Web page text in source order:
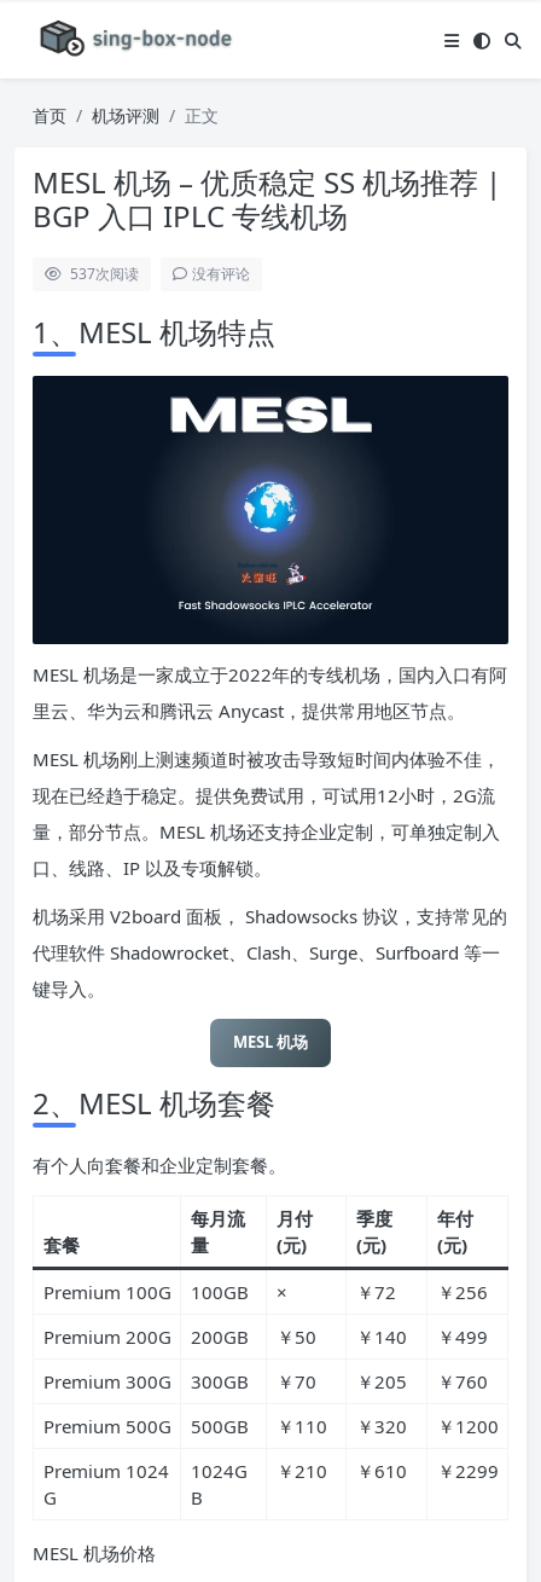
首页 机场评测 正文
MESL 机场 – 优质稳定 SS 机场推荐 |
BGP 入口 IPLC 专线机场
537次阅读 没有评论
1、MESL 机场特点
MESL 机场是一家成立于2022年的专线机场，国内入口有阿
里云、华为云和腾讯云 Anycast，提供常用地区节点。
MESL 机场刚上测速频道时被攻击导致短时间内体验不佳，
现在已经趋于稳定。提供免费试用，可试用12小时，2G流
量，部分节点。MESL 机场还支持企业定制，可单独定制入
口、线路、IP 以及专项解锁。
机场采用 V2board 面板， Shadowsocks 协议，支持常见的
代理软件 Shadowrocket、Clash、Surge、Surfboard 等一
键导入。
MESL 机场
2、MESL 机场套餐
有个人向套餐和企业定制套餐。
套餐
每月流
量
月付
(元)
季度
(元)
年付
(元)
Premium 100G
100GB × ￥72
￥256
Premium 200G
200GB ￥50 ￥140
￥499
Premium 300G
300GB ￥70 ￥205
￥760
Premium 500G
500GB ￥110 ￥320
￥1200
Premium 1024
G
1024G
B
￥210 ￥610 ￥2299
MESL 机场价格